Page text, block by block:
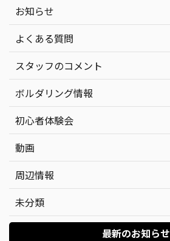
お知らせ
よくある質問
スタッフのコメント
ボルダリング情報
初心者体験会
動画
周辺情報
未分類
最新のお知らせ